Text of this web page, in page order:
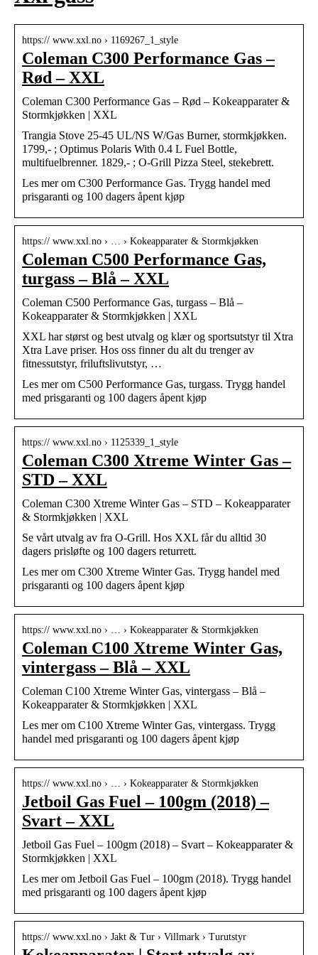
https:// www.xxl.no › 1169267_1_style
Coleman C300 Performance Gas –
Rød – XXL
Coleman C300 Performance Gas – Rød – Kokeapparater &
Stormkjøkken | XXL
Trangia Stove 25-45 UL/NS W/Gas Burner, stormkjøkken.
1799,- ; Optimus Polaris With 0.4 L Fuel Bottle,
multifuelbrenner. 1829,- ; O-Grill Pizza Steel, stekebrett.
Les mer om C300 Performance Gas. Trygg handel med
prisgaranti og 100 dagers åpent kjøp
https:// www.xxl.no › … › Kokeapparater & Stormkjøkken
Coleman C500 Performance Gas,
turgass – Blå – XXL
Coleman C500 Performance Gas, turgass – Blå –
Kokeapparater & Stormkjøkken | XXL
XXL har størst og best utvalg og klær og sportsutstyr til Xtra
Xtra Lave priser. Hos oss finner du alt du trenger av
fitnessutstyr, friluftslivutstyr, …
Les mer om C500 Performance Gas, turgass. Trygg handel
med prisgaranti og 100 dagers åpent kjøp
https:// www.xxl.no › 1125339_1_style
Coleman C300 Xtreme Winter Gas –
STD – XXL
Coleman C300 Xtreme Winter Gas – STD – Kokeapparater
& Stormkjøkken | XXL
Se vårt utvalg av fra O-Grill. Hos XXL får du alltid 30
dagers prisløfte og 100 dagers returrett.
Les mer om C300 Xtreme Winter Gas. Trygg handel med
prisgaranti og 100 dagers åpent kjøp
https:// www.xxl.no › … › Kokeapparater & Stormkjøkken
Coleman C100 Xtreme Winter Gas,
vintergass – Blå – XXL
Coleman C100 Xtreme Winter Gas, vintergass – Blå –
Kokeapparater & Stormkjøkken | XXL
Les mer om C100 Xtreme Winter Gas, vintergass. Trygg
handel med prisgaranti og 100 dagers åpent kjøp
https:// www.xxl.no › … › Kokeapparater & Stormkjøkken
Jetboil Gas Fuel – 100gm (2018) –
Svart – XXL
Jetboil Gas Fuel – 100gm (2018) – Svart – Kokeapparater &
Stormkjøkken | XXL
Les mer om Jetboil Gas Fuel – 100gm (2018). Trygg handel
med prisgaranti og 100 dagers åpent kjøp
https:// www.xxl.no › Jakt & Tur › Villmark › Turutstyr